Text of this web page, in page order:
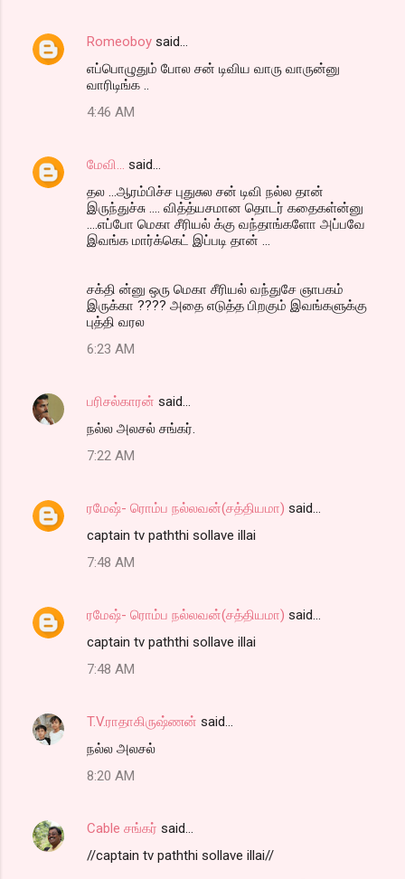
Romeoboy said…
எப்பொழுதும் போல சன் டிவிய வாரு வாருன்னு
வாரிடிங்க ..
4:46 AM
மேவி... said…
தல ...ஆரம்பிச்ச புதுசுல சன் டிவி நல்ல தான்
இருந்துச்சு .... வித்த்யசமான தொடர் கதைகள்ன்னு
....எப்போ மெகா சீரியல் க்கு வந்தாங்களோ அப்பவே
இவங்க மார்க்கெட் இப்படி தான் ...
சக்தி ன்னு ஒரு மெகா சீரியல் வந்துசே ஞாபகம்
இருக்கா ???? அதை எடுத்த பிறகும் இவங்களுக்கு
புத்தி வரல
6:23 AM
பரிசல்காரன் said…
நல்ல அலசல் சங்கர்.
7:22 AM
ரமேஷ்- ரொம்ப நல்லவன்(சத்தியமா) said…
captain tv paththi sollave illai
7:48 AM
ரமேஷ்- ரொம்ப நல்லவன்(சத்தியமா) said…
captain tv paththi sollave illai
7:48 AM
T.V.ராதாகிருஷ்ணன் said…
நல்ல அலசல்
8:20 AM
Cable சங்கர் said…
//captain tv paththi sollave illai//